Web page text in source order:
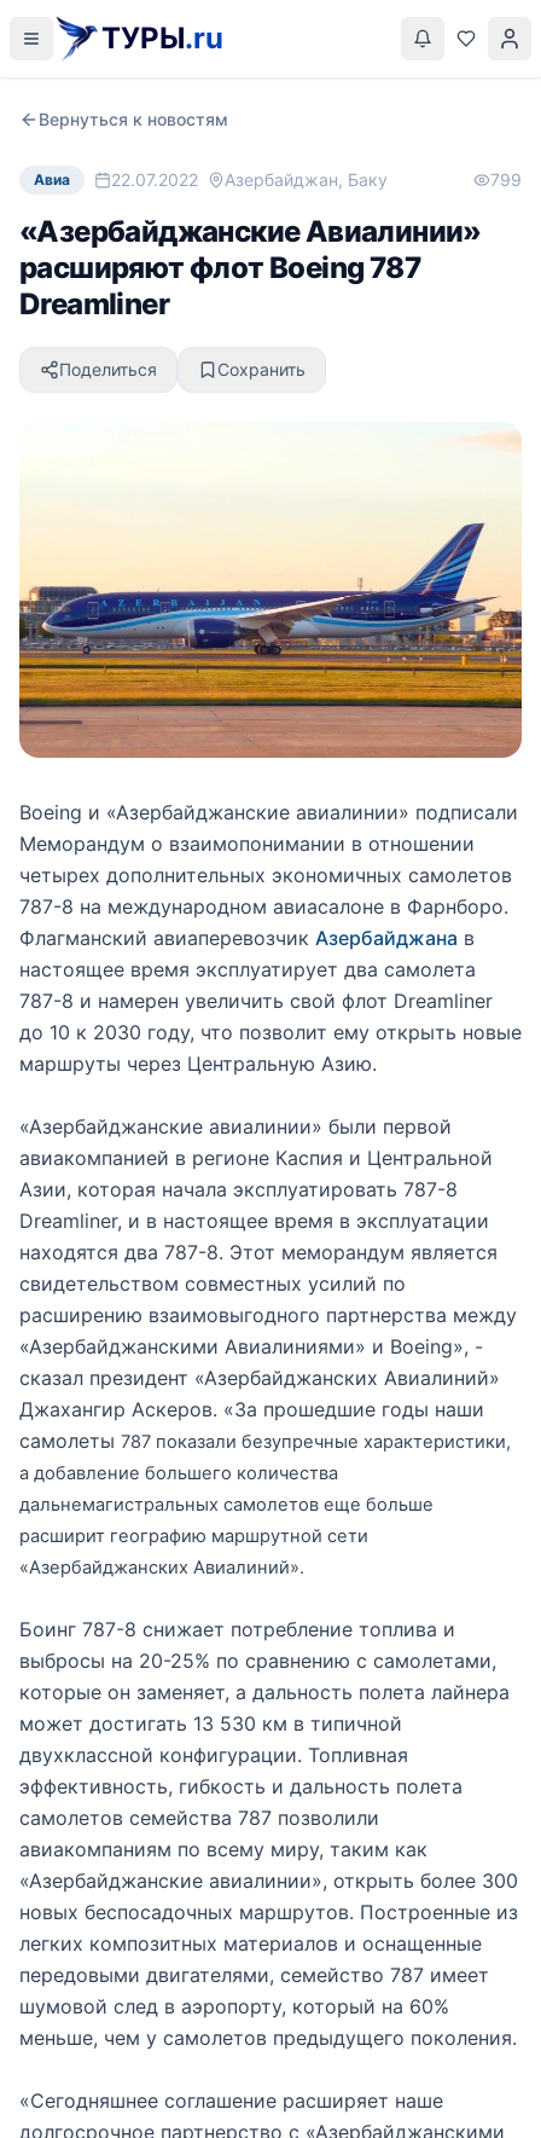
ТУРЫ.ru
Вернуться к новостям
Авиа 22.07.2022 Азербайджан, Баку 799
«Азербайджанские Авиалинии»
расширяют флот Boeing 787
Dreamliner
Поделиться Сохранить
Boeing и «Азербайджанские авиалинии» подписали
Меморандум о взаимопонимании в отношении
четырех дополнительных экономичных самолетов
787-8 на международном авиасалоне в Фарнборо.
Флагманский авиаперевозчик Азербайджана в
настоящее время эксплуатирует два самолета
787-8 и намерен увеличить свой флот Dreamliner
до 10 к 2030 году, что позволит ему открыть новые
маршруты через Центральную Азию.
«Азербайджанские авиалинии» были первой
авиакомпанией в регионе Каспия и Центральной
Азии, которая начала эксплуатировать 787-8
Dreamliner, и в настоящее время в эксплуатации
находятся два 787-8. Этот меморандум является
свидетельством совместных усилий по
расширению взаимовыгодного партнерства между
«Азербайджанскими Авиалиниями» и Boeing», -
сказал президент «Азербайджанских Авиалиний»
Джахангир Аскеров. «За прошедшие годы наши
самолеты 787 показали безупречные характеристики,
а добавление большего количества
дальнемагистральных самолетов еще больше
расширит географию маршрутной сети
«Азербайджанских Авиалиний».
Боинг 787-8 снижает потребление топлива и
выбросы на 20-25% по сравнению с самолетами,
которые он заменяет, а дальность полета лайнера
может достигать 13 530 км в типичной
двухклассной конфигурации. Топливная
эффективность, гибкость и дальность полета
самолетов семейства 787 позволили
авиакомпаниям по всему миру, таким как
«Азербайджанские авиалинии», открыть более 300
новых беспосадочных маршрутов. Построенные из
легких композитных материалов и оснащенные
передовыми двигателями, семейство 787 имеет
шумовой след в аэропорту, который на 60%
меньше, чем у самолетов предыдущего поколения.
«Сегодняшнее соглашение расширяет наше
долгосрочное партнерство с «Азербайджанскими